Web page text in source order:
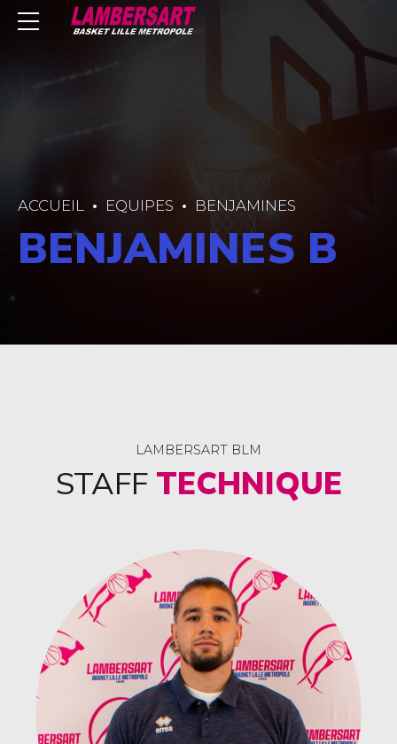
ACCUEIL EQUIPES BENJAMINES
BENJAMINES B
LAMBERSART BLM
STAFF TECHNIQUE